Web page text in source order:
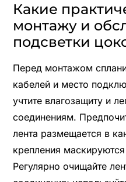
Какие
монтажу и
подсветки
Перед монтажом
кабелей и место
учтите влагозащиту и
соединениям.
лента размещается в
крепления
Регулярно очищайте